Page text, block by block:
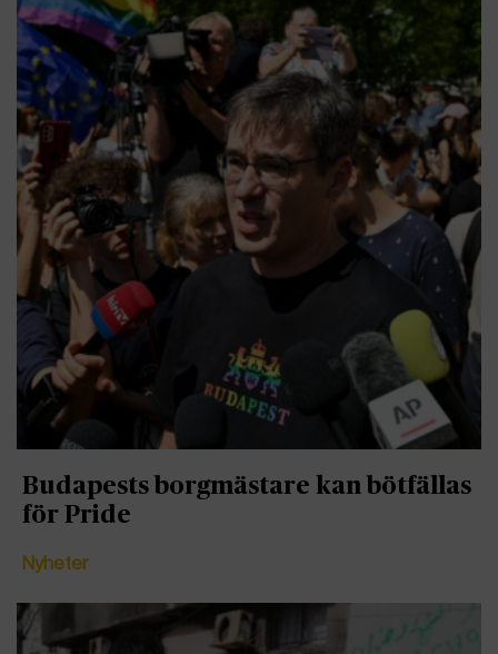
Budapests borgmästare kan bötfällas
för Pride
Nyheter